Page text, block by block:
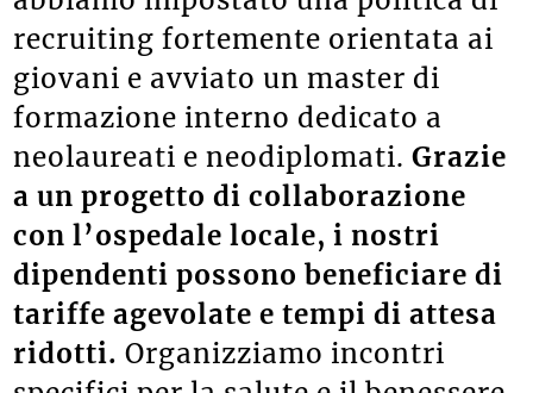
recruiting fortemente orientata ai
giovani e avviato un master di
formazione interno dedicato a
neolaureati e neodiplomati. Grazie
a un progetto di collaborazione
con l’ospedale locale, i nostri
dipendenti possono beneficiare di
tariffe agevolate e tempi di attesa
ridotti.Organizziamo incontri